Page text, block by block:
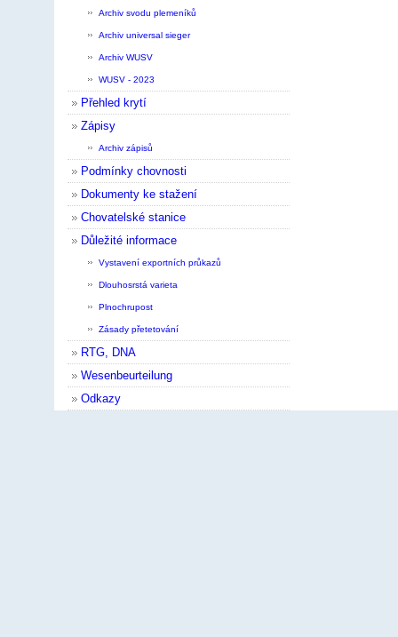
Archiv svodu plemeníků
Archiv universal sieger
Archiv WUSV
WUSV - 2023
Přehled krytí
Zápisy
Archiv zápisů
Podmínky chovnosti
Dokumenty ke stažení
Chovatelské stanice
Důležité informace
Vystavení exportních průkazů
Dlouhosrstá varieta
Plnochrupost
Zásady přetetování
RTG, DNA
Wesenbeurteilung
Odkazy